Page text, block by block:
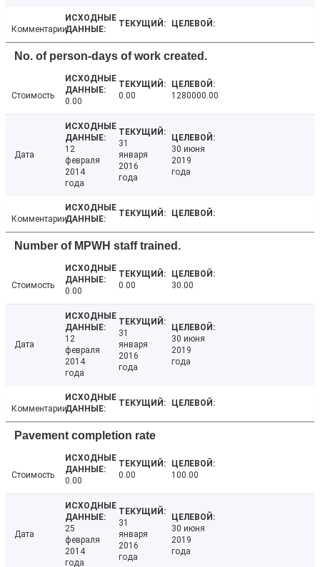
Комментарии
No. of person-days of work created.
Стоимость
0.00
0.00 1280000.00
Дата
12
февраля
2014
года
31
января
2016
года
30 июня
2019
года
Комментарии
Number of MPWH staff trained.
Стоимость
0.00
0.00 30.00
Дата
12
февраля
2014
года
31
января
2016
года
30 июня
2019
года
Комментарии
Pavement completion rate
Стоимость
0.00
0.00 100.00
Дата
25
февраля
2014
года
31
января
2016
года
30 июня
2019
года